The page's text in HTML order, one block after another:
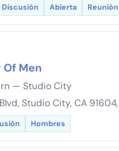
Discusión Abierta
Men
— Studio City
Studio City, CA
Hombres